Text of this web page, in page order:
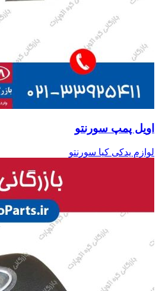
اویل پمپ سورنتو
لوازم یدکی کیا سورنتو